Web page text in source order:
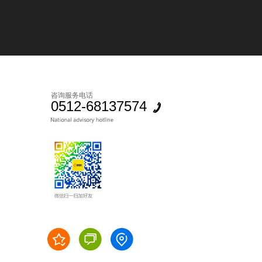
咨询服务电话
0512-68137574